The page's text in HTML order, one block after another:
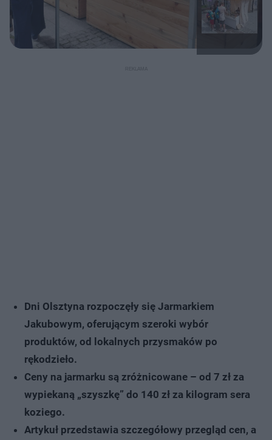
Dni Olsztyna rozpoczęły się Jarmarkiem
Jakubowym, oferującym szeroki wybór
produktów, od lokalnych przysmaków po
rękodzieło.
Ceny na jarmarku są zróżnicowane – od 7 zł za
wypiekaną „szyszkę” do 140 zł za kilogram sera
koziego.
Artykuł przedstawia szczegółowy przegląd cen, a